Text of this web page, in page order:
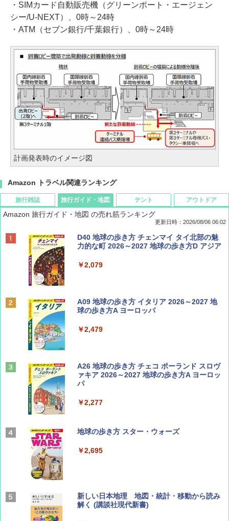
・SIMカード自動販売機（グリーンポート・エージェン
シー/U-NEXT）、0時～24時
・ATM（セブン銀行/千葉銀行）、0時～24時
計画発表時のイメージ図
Amazon トラベル関連ランキング
旅行雑誌
ディズニーファン ２０２６年 ９月号 [雑
誌] (ＤＩＳＮＥＹ ＦＡＮ)
￥713
Coyote No.89 特集 星野道夫 夢見る旅
山と溪谷 2026年8月号「南アルプス大全」
￥1,540
AIRLINE（エアライン）2026年9月号【特
BE-PAL(ビ-パル) 2026年 9 月号【特別付録:
SOTO ミニマル"旅"財布 ランダム2種】
旅行ガイド・地図
Amazon 旅行ガイド・地図 の売れ筋ランキング
更新日時：2026/08/06 06:02
D40 地球の歩き方 チェンマイ タイ北部の魅
力的な町 2026～2027 地球の歩き方D アジア
￥2,079
A09 地球の歩き方 イタリア 2026～2027 地
球の歩き方A ヨーロッパ
￥2,479
A26 地球の歩き方 チェコ ポーランド スロヴ
ァキア 2026～2027 地球の歩き方A ヨーロッ
パ
￥2,277
地球の歩き方 スター・ウォーズ
￥2,695
新しい日本地理 地図・統計・移動から読み
解く (講談社現代新書)
テント アウトドア